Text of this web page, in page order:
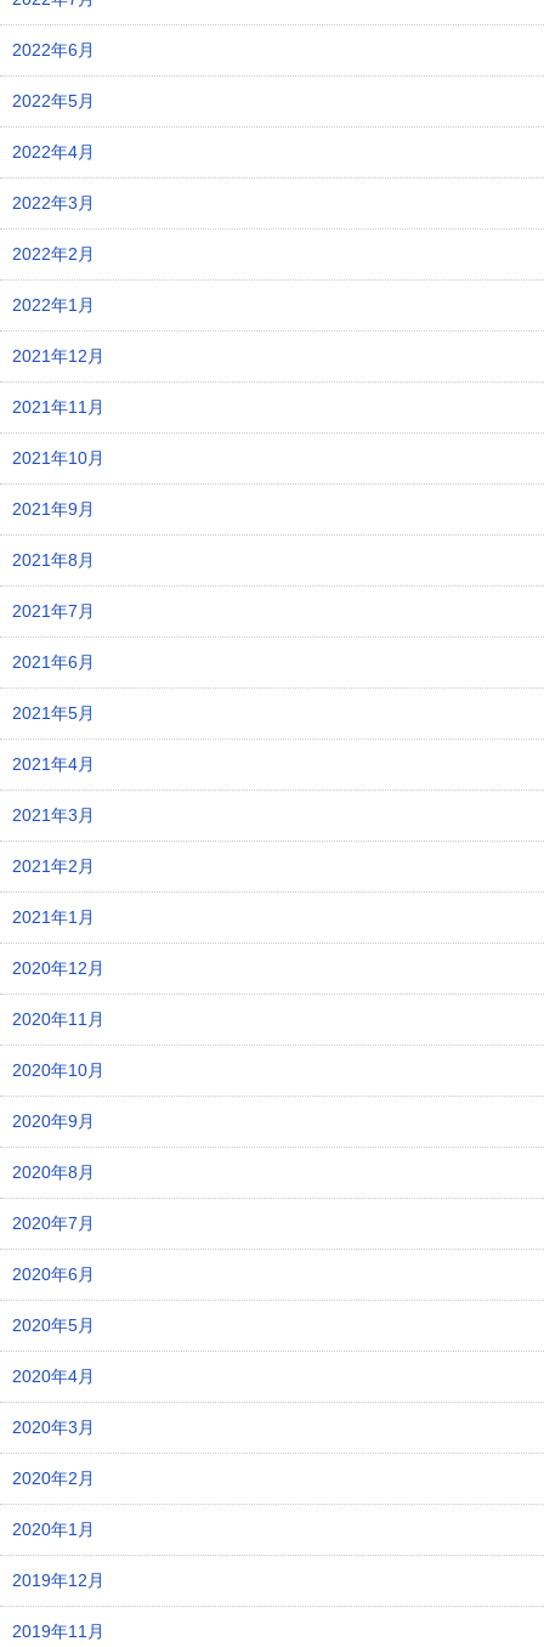
2022年6月
2022年5月
2022年4月
2022年3月
2022年2月
2022年1月
2021年12月
2021年11月
2021年10月
2021年9月
2021年8月
2021年7月
2021年6月
2021年5月
2021年4月
2021年3月
2021年2月
2021年1月
2020年12月
2020年11月
2020年10月
2020年9月
2020年8月
2020年7月
2020年6月
2020年5月
2020年4月
2020年3月
2020年2月
2020年1月
2019年12月
2019年11月